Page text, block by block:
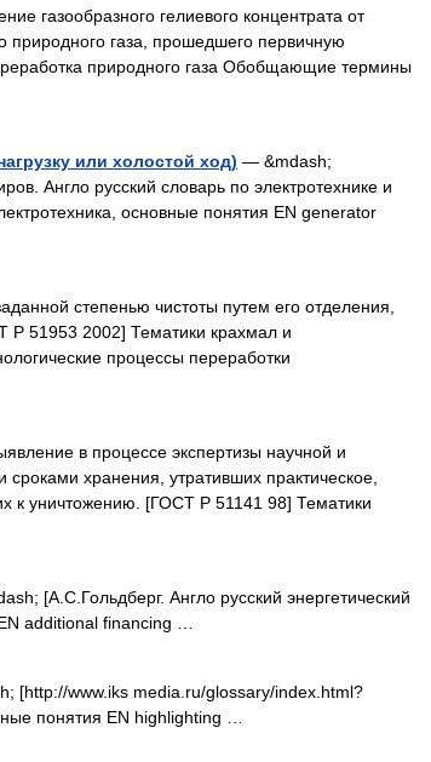
газообразного гелиевого концентрата от
газа, прошедшего первичную
природного газа Обобщающие термины
или холостой ход) — &mdash;
Англо русский словарь по электротехнике и
основные понятия EN generator
степенью чистоты путем его отделения,
Р 51953 2002] Тематики крахмал и
процессы переработки
в процессе экспертизы научной и
хранения, утративших практическое,
к уничтожению. [ГОСТ Р 51141 98] Тематики
[А.С.Гольдберг. Англо русский энергетический
additional financing …
[http://www.iks media.ru/glossary/index.html?
понятия EN highlighting …